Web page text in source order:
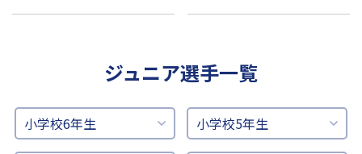
ジュニア選手一覧
小学校6年生 小学校5年生